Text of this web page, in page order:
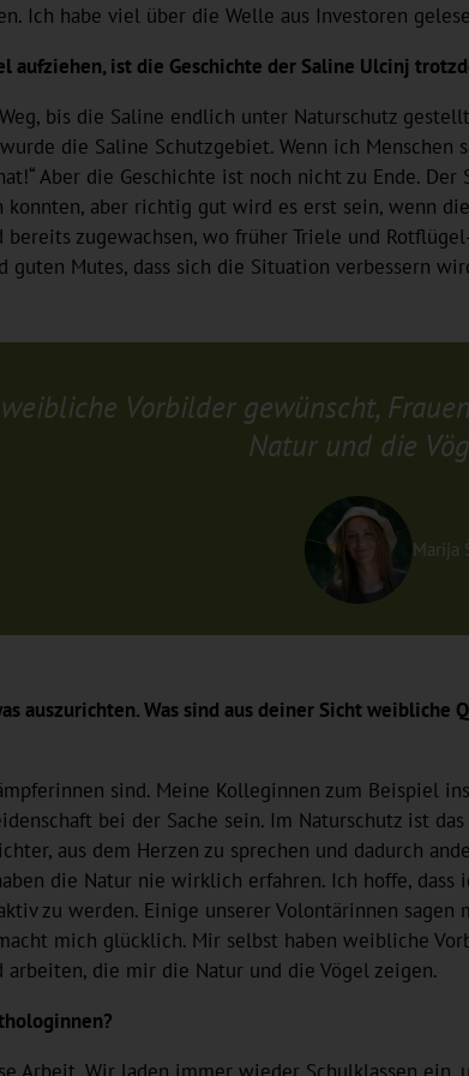
Ich habe viel über die Welle aus Investoren
ist die Geschichte der Saline Ulcinj
bis die Saline endlich unter Naturschutz
die Saline Schutzgebiet. Wenn ich
Aber die Geschichte ist noch nicht zu Ende.
aber richtig gut wird es erst sein, wenn
zugewachsen, wo früher Triele und
Mutes, dass sich die Situation verbessern
Vorbilder gewünscht,
Natur und die
Marija
auszurichten. Was sind aus deiner Sicht weibliche
sind. Meine Kolleginnen zum Beispiel
bei der Sache sein. Im Naturschutz ist
aus dem Herzen zu sprechen und dadurch
die Natur nie wirklich erfahren. Ich hoffe, dass
zu werden. Einige unserer Volontärinnen sagen
mich glücklich. Mir selbst haben weibliche
die mir die Natur und die Vögel zeigen.